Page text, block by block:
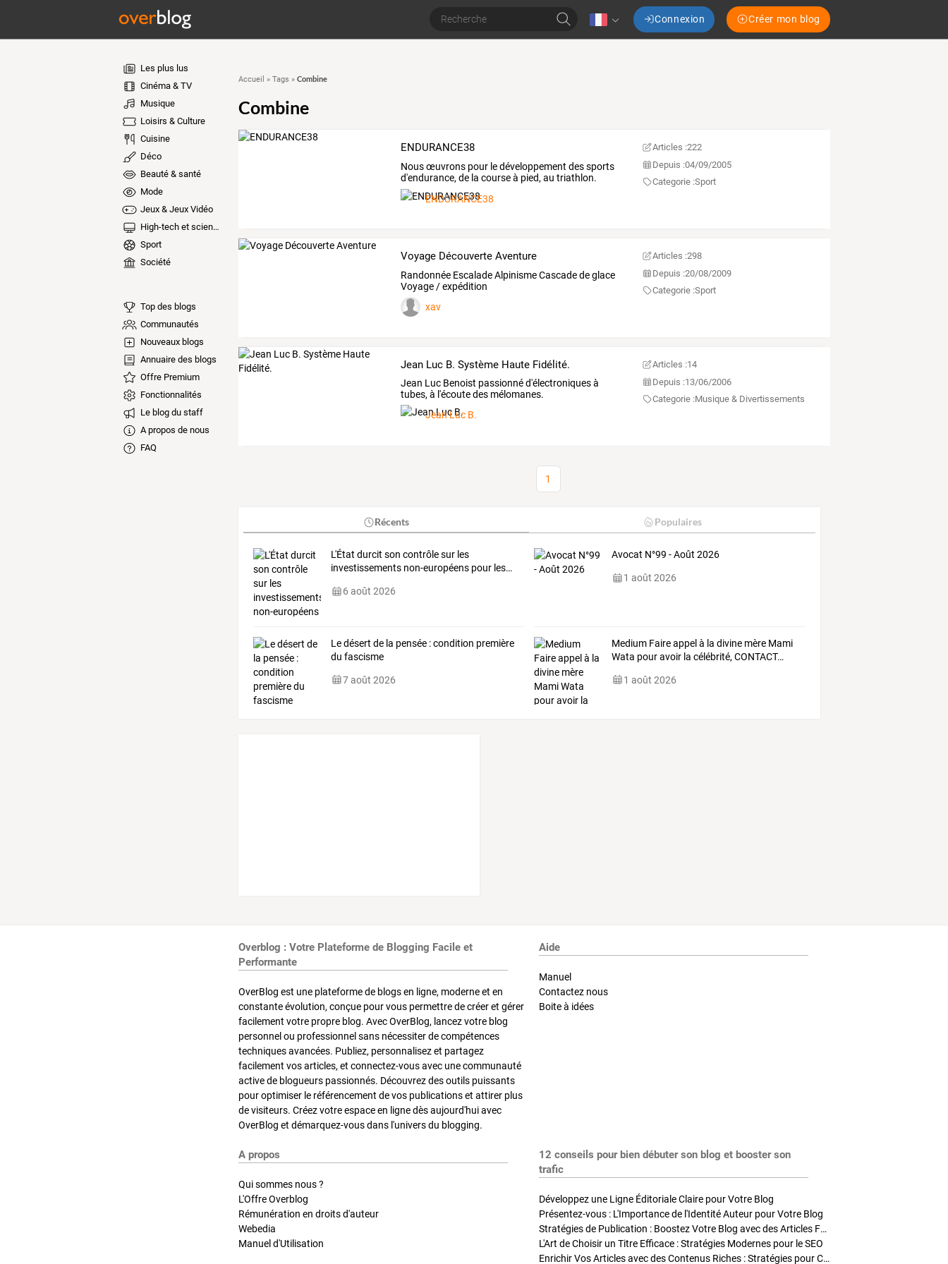
Connexion Créer mon blog
Les plus lus
Cinéma & TV
Musique
Loisirs & Culture
Cuisine
Déco
Beauté & santé
Mode
Jeux & Jeux Vidéo
High-tech et sciences
Sport
Société
Top des blogs
Communautés
Nouveaux blogs
Annuaire des blogs
Offre Premium
Fonctionnalités
Le blog du staff
A propos de nous
FAQ
Accueil » Tags » Combine
Combine
ENDURANCE38
Nousœuvrons pour ledéveloppement dessports
d'endurance, de la courseà pied, au triathlon.
Nous
ENDURANCE38
Articles :222
Depuis :04/09/2005
Categorie :Sport
Voyage Découverte Aventure
Randonnée Escalade Alpinisme Cascade de glace
Voyage / expédition
xav
Articles :298
Depuis :20/08/2009
Categorie :Sport
Jean Luc B. Système Haute Fidélité.
Jean Luc Benoist passionné d'électroniques à
tubes, à l'écoute des mélomanes.
Jean Luc B.
Articles :14
Depuis :13/06/2006
Categorie :Musique & Divertissements
1
Récents Populaires
L'État durcit son contrôlesurles
investissementsnon-européenspourles…
6 août 2026
Avocat N°99 - Août 2026
1 août 2026
Le désert de la pensée : condition première
du fascisme
7 août 2026
Medium Faireappelà la divine mère Mami
Wata pouravoir la célébrité, CONTACT…
1 août 2026
Overblog : Votre Plateforme de Blogging Facile et
Performante
OverBlog est une plateforme de blogs en ligne, moderne et en
constante évolution, conçue pour vous permettre de créer et gérer
facilement votre propre blog. Avec OverBlog, lancez votre blog
personnel ou professionnel sans nécessiter de compétences
techniques avancées. Publiez, personnalisez et partagez
facilement vos articles, et connectez-vous avec une communauté
active de blogueurs passionnés. Découvrez des outils puissants
pour optimiser le référencement de vos publications et attirer plus
de visiteurs. Créez votre espace en ligne dès aujourd'hui avec
OverBlog et démarquez-vous dans l'univers du blogging.
Aide
Manuel
Contactez nous
Boite à idées
A propos
Qui sommes nous ?
L'Offre Overblog
Rémunération en droits d'auteur
Webedia
Manuel d'Utilisation
12 conseils pour bien débuter son blog et booster son
trafic
Développez une Ligne Éditoriale Claire pour Votre Blog
Présentez-vous : L'Importance de l'Identité Auteur pour Votre Blog
Stratégies de Publication : Boostez Votre Blog avec des Articles Fréquents et Exclusifs
L'Art de Choisir un Titre Efficace : Stratégies Modernes pour le SEO
Enrichir Vos Articles avec des Contenus Riches : Stratégies pour Captiver et Optimiser